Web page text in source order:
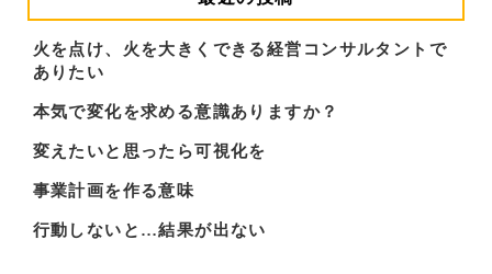
火を点け、火を大きくできる経営コンサルタントで
ありたい
本気で変化を求める意識ありますか？
変えたいと思ったら可視化を
事業計画を作る意味
行動しないと…結果が出ない